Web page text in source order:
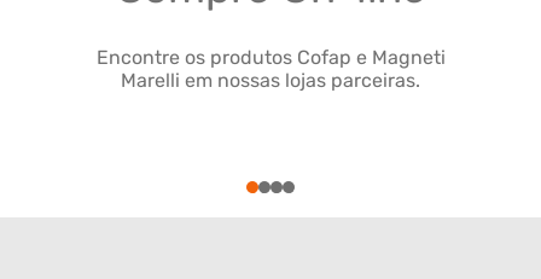
Encontre os produtos Cofap e Magneti
Marelli em nossas lojas parceiras.
1234